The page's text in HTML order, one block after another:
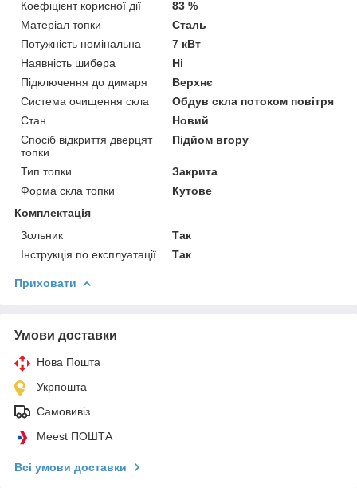
Коефіцієнт корисної дії
83 %
Матеріал топки
Сталь
Потужність номінальна
7 кВт
Наявність шибера
Ні
Підключення до димаря
Верхнє
Система очищення скла
Обдув скла потоком повітря
Стан
Новий
Спосіб відкриття дверцят
топки
Підйом вгору
Тип топки
Закрита
Форма скла топки
Кутове
Комплектація
Зольник
Так
Інструкція по експлуатації
Так
Приховати
Умови доставки
Нова Пошта
Укрпошта
Самовивіз
Meest ПОШТА
Всі умови доставки